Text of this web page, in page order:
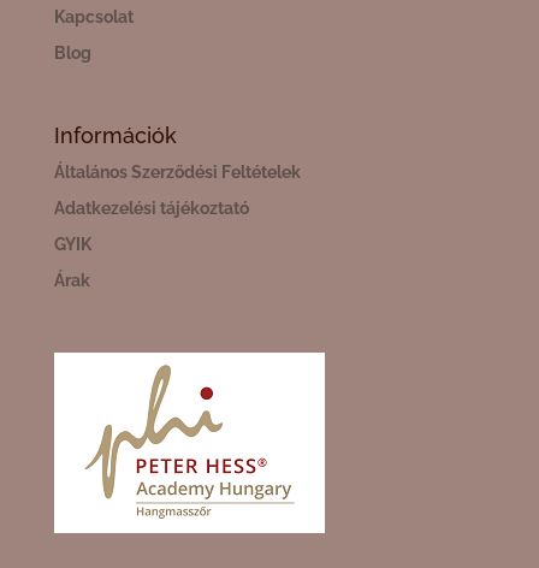
Kapcsolat
Blog
Információk
Általános Szerződési Feltételek
Adatkezelési tájékoztató
GYIK
Árak